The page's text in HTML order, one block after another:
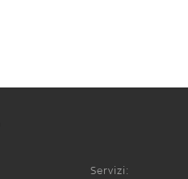
Servizi: